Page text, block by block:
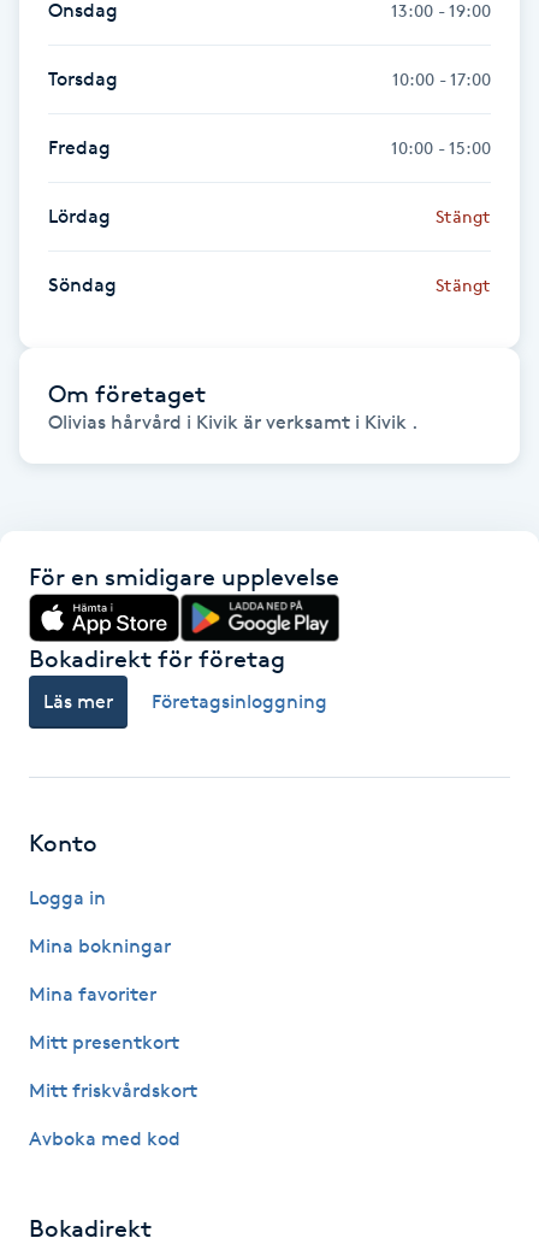
Hudföryngring
Huduppstramning
Hudvård
Hyaluronsyra
Hyperhidros
Hypnos
Hårborttagning
Hårvård
Hälsa
Idrottsmassage
IPL hårborttagning
IR-massage
Japansk massage
Onsdag 13:00 - 19:00
Torsdag 10:00 - 17:00
Fredag 10:00 - 15:00
Lördag Stängt
Söndag Stängt
Om företaget
Olivias hårvård i Kivik är verksamt i Kivik .
För en smidigare upplevelse
Bokadirekt för företag
Läs mer Företagsinloggning
Konto
Logga in
Mina bokningar
Mina favoriter
Mitt presentkort
Mitt friskvårdskort
Avboka med kod
Bokadirekt